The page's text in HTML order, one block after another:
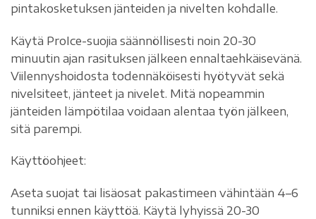
pintakosketuksen jänteiden ja nivelten kohdalle.
Käytä ProIce-suojia säännöllisesti noin 20-30
minuutin ajan rasituksen jälkeen ennaltaehkäisevänä.
Viilennyshoidosta todennäköisesti hyötyvät sekä
nivelsiteet, jänteet ja nivelet. Mitä nopeammin
jänteiden lämpötilaa voidaan alentaa työn jälkeen,
sitä parempi.
Käyttöohjeet:
Aseta suojat tai lisäosat pakastimeen vähintään 4–6
tunniksi ennen käyttöä. Käytä lyhyissä 20-30